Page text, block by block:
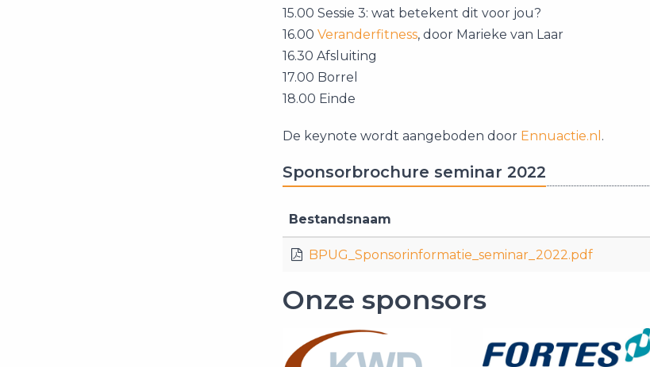
15.00 Sessie 3​: wat betekent dit voor jou?
16.00 Veranderfitness, door Marieke van Laar
16.30 Afsluiting​
17.00 Borrel​
18.00 Einde ​
De keynote wordt aangeboden door Ennuactie.nl .
Sponsorbrochure seminar 2022
Bestandsnaam
BPUG_Sponsorinformatie_seminar_2022.pdf
Onze sponsors